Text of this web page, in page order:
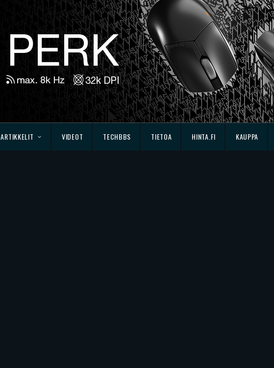
ARTIKKELIT VIDEOT TECHBBS TIETOA HINTA.FI KAUPPA